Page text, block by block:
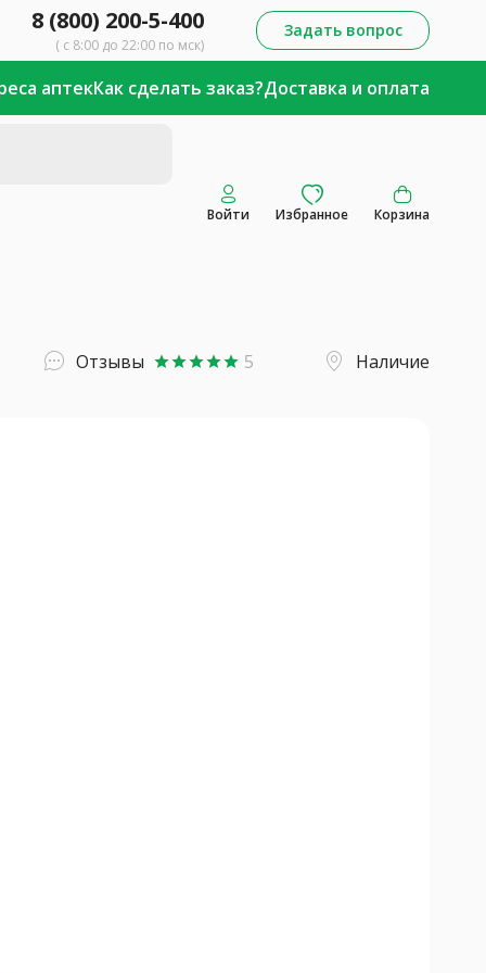
8 (800) 200-5-400
( с 8:00 до 22:00 по мск)
Задать вопрос
аптекКак сделать заказ?Доставка и оплата
Войти Избранное Корзина
Отзывы starstarstarstarstar 5 Наличие